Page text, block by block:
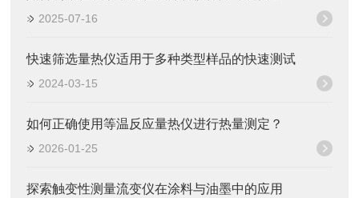
2025-07-16
快速筛选量热仪适用于多种类型样品的快速测试
2024-03-15
如何正确使用等温反应量热仪进行热量测定？
2026-01-25
探索触变性测量流变仪在涂料与油墨中的应用